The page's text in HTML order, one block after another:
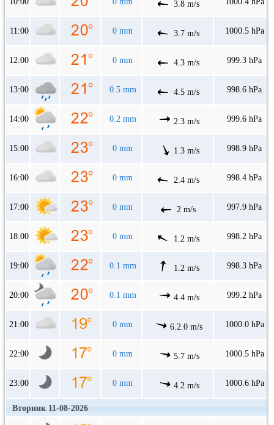
3.8 m/s
11:00 0 mm 3.7 m/s 1000.5 hPa
12:00 0 mm 4.3 m/s 999.3 hPa
13:00 0.5 mm 4.5 m/s 998.6 hPa
14:00 0.2 mm 2.3 m/s 999.6 hPa
15:00 0 mm 1.3 m/s 998.9 hPa
16:00 0 mm 2.4 m/s 998.4 hPa
17:00 0 mm 2 m/s 997.9 hPa
18:00 0 mm 1.2 m/s 998.2 hPa
19:00 0.1 mm 1.2 m/s 998.3 hPa
20:00 0.1 mm 4.4 m/s 999.2 hPa
21:00 0 mm 6.2.0 m/s 1000.0 hPa
22:00 0 mm 5.7 m/s 1000.5 hPa
23:00 0 mm 4.2 m/s 1000.6 hPa
Вторник 11-08-2026